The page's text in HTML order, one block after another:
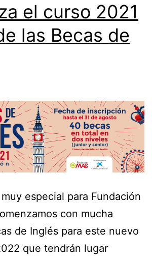
el curso 2021
las Becas de
especial para Fundación
con mucha
de Inglés para este nuevo
que tendrán lugar